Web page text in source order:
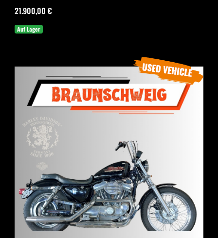
21.900,00 €
Auf Lager